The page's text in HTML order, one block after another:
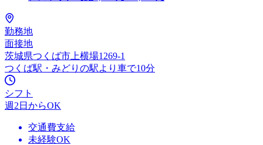
勤務地
面接地
茨城県つくば市上横場1269-1
つくば駅・みどりの駅より車で10分
シフト
週2日からOK
交通費支給
未経験OK